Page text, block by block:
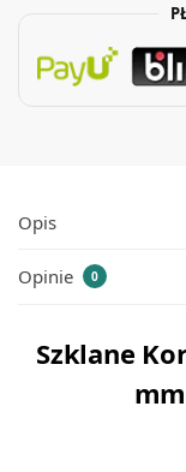
Opis
Opinie 0
Szklane